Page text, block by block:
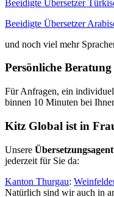
Beeidigte Übersetzer
Beeidigte Übersetzer
und noch viel mehr
Persönliche
Für Anfragen, ein
binnen 10 Minuten bei
Kitz Global ist in
Unsere
jederzeit für Sie da:
Kanton Thurgau:
Natürlich sind wir auch in